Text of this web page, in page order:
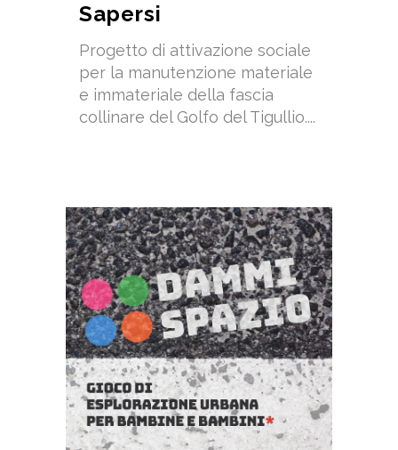
Sapersi
Progetto di attivazione sociale
per la manutenzione materiale
e immateriale della fascia
collinare del Golfo del Tigullio....